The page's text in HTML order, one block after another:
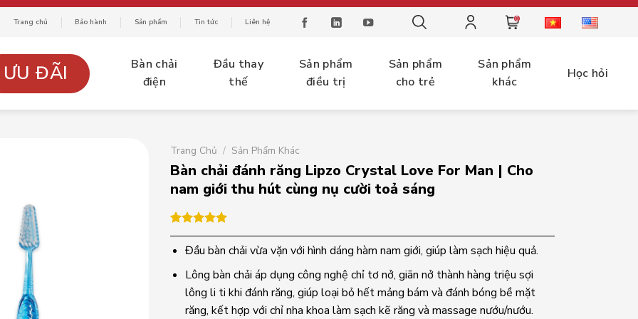
Trang chủ Bảo hành Sản phẩm Tin tức Liên hệ 0
ƯU ĐÃI
Bàn chải
điện
Đầu thay
thế
Sản phẩm
điều trị
Sản phẩm
cho trẻ
Sản phẩm
khác
Học hỏi
Trang Chủ / Sản Phẩm Khác
Bàn chải đánh răng Lipzo Crystal Love For Man | Cho
nam giới thu hút cùng nụ cười toả sáng
5.00trên 5
dựa trên
1
đánh giá
Đầu bàn chải vừa vặn với hình dáng hàm nam giới, giúp làm sạch hiệu quả.
Lông bàn chải áp dụng công nghệ chỉ tơ nở, giãn nở thành hàng triệu sợi
lông li ti khi đánh răng, giúp loại bỏ hết mảng bám và đánh bóng bề mặt
răng, kết hợp với chỉ nha khoa làm sạch kẽ răng và massage nướu/nướu.